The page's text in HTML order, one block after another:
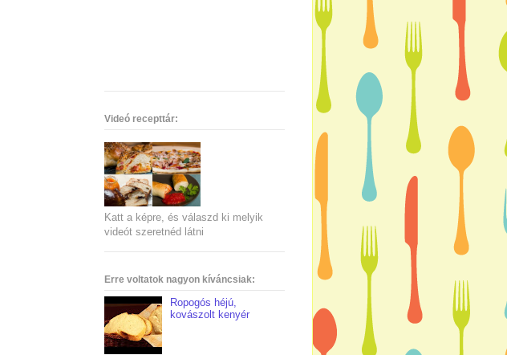
Videó recepttár:
Katt a képre, és válaszd ki melyik
videót szeretnéd látni
Erre voltatok nagyon kíváncsiak:
Ropogós héjú,
kovászolt kenyér